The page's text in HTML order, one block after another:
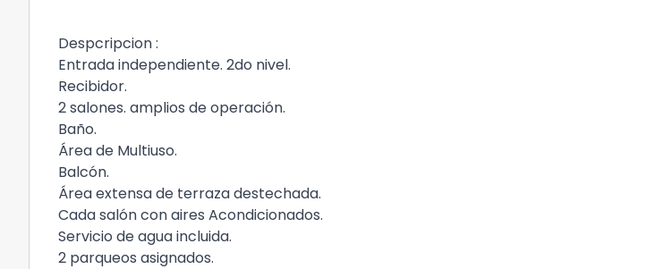
Despcripcion :
Entrada independiente. 2do nivel.
Recibidor.
2 salones. amplios de operación.
Baño.
Área de Multiuso.
Balcón.
Área extensa de terraza destechada.
Cada salón con aires Acondicionados.
Servicio de agua incluida.
2 parqueos asignados.